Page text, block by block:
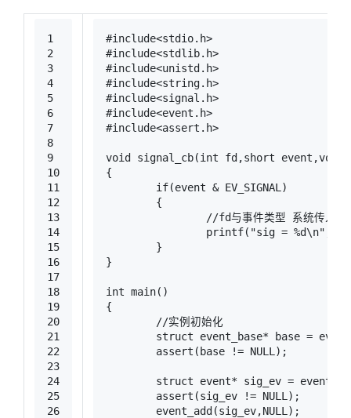
1
2
3
4
5
6
7
8
9
10
11
12
13
14
15
16
17
18
19
20
21
22
23
24
25
26
#include<stdio.h>
#include<stdlib.h>
#include<unistd.h>
#include<string.h>
#include<signal.h>
#include<event.h>
#include<assert.h>
void signal_cb(int fd,short event,void
{
if(event & EV_SIGNAL)
	{
//fd与事件类型 系统传入，
printf( "sig = %d\n"
	}
}
int main()
{
//实例初始化
struct
event_base* base =
	assert(base !=
NULL );
struct event* sig_ev =
	assert(sig_ev !=
NULL );
	event_add(sig_ev,
NULL );